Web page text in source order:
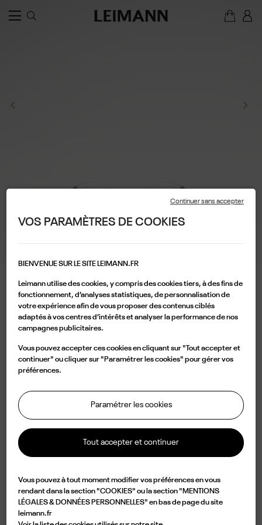
LEIMANN XX DARK CRYSTAL
Couleur
Ajouter au panier
Caractérisée par une forme ronde en acétate gris translucide, la LEIM XX C
005 O est un design d'élégance et d'originalité. Légère mais d' une
durabilité impressionnante, cette monture est fabriquée à partir d'une
VOS PARAMÈTRES DE COOKIES
BIENVENUE SUR LE SITE LEIMANN.FR
Leimann utilise des cookies, y compris des cookies tiers, à des fins de
fonctionnement, d’analyses statistiques, de personnalisation de
votre expérience afin de vous proposer des contenus ciblés
adaptés à vos centres d’intérêts et analyser la performance de nos
campagnes publicitaires.
Vous pouvez accepter ces cookies en cliquant sur "Tout accepter et
continuer" ou cliquer sur "Paramétrer les cookies" pour gérer vos
préférences.
Paramétrer les cookies
Tout accepter et continuer
Vous pouvez à tout moment modifier vos préférences en vous
rendant dans la section "COOKIES" ou la section "MENTIONS
LÉGALES & DONNÉES PERSONNELLES" en bas de page du site
leimann.fr
Continuer sans accepter